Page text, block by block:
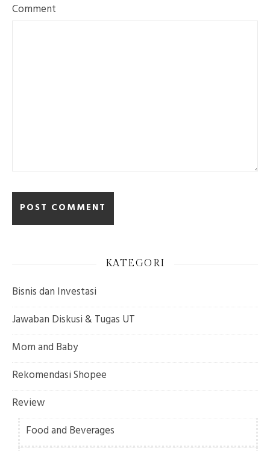
Comment
KATEGORI
Bisnis dan Investasi
Jawaban Diskusi & Tugas UT
Mom and Baby
Rekomendasi Shopee
Review
Food and Beverages